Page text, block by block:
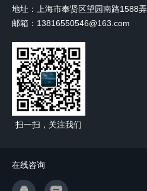
邮箱：13816550546@163.com
扫一扫，关注我们
在线咨询